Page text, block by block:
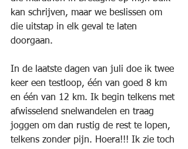
kan schrijven, maar we beslissen om
die uitstap in elk geval te laten
doorgaan.
In de laatste dagen van juli doe ik twee
keer een testloop, één van goed 8 km
en één van 12 km. Ik begin telkens met
afwisselend snelwandelen en traag
joggen om dan rustig de rest te lopen,
telkens zonder pijn. Hoera!!! Ik zie toch